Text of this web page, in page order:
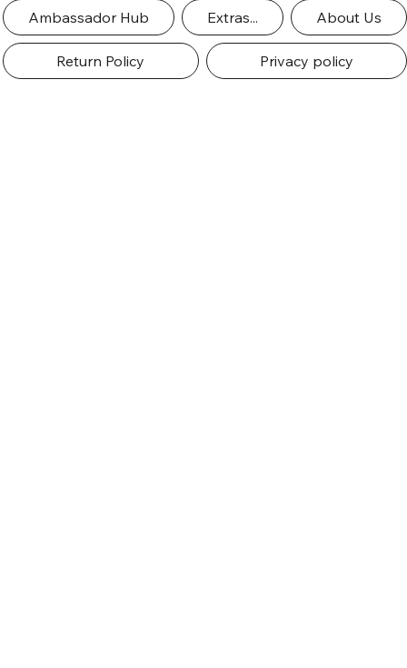
Ambassador Hub Extras... About Us
Return Policy Privacy policy